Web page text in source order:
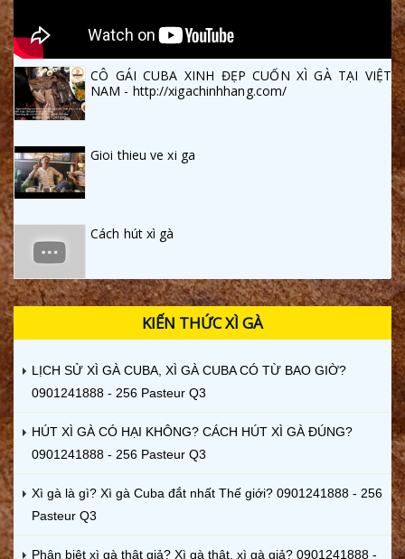
CÔ GÁI CUBA XINH ĐẸP CUỐN XÌ GÀ TẠI VIỆT
NAM - http://xigachinhhang.com/
Gioi thieu ve xi ga
Cách hút xì gà
KIẾN THỨC XÌ GÀ
LỊCH SỬ XÌ GÀ CUBA, XÌ GÀ CUBA CÓ TỪ BAO GIỜ?
0901241888 - 256 Pasteur Q3
HÚT XÌ GÀ CÓ HẠI KHÔNG? CÁCH HÚT XÌ GÀ ĐÚNG?
0901241888 - 256 Pasteur Q3
Xì gà là gì? Xì gà Cuba đắt nhất Thế giới? 0901241888 - 256
Pasteur Q3
Phân biệt xì gà thật giả? Xì gà thật, xì gà giả? 0901241888 -